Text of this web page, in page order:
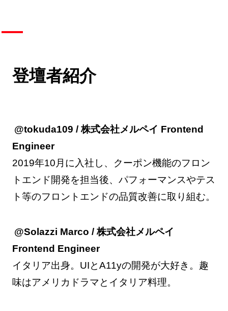
登壇者紹介
@tokuda109 / 株式会社メルペイ Frontend
Engineer
2019年10月に入社し、クーポン機能のフロン
トエンド開発を担当後、パフォーマンスやテス
ト等のフロントエンドの品質改善に取り組む。
@Solazzi Marco / 株式会社メルペイ
Frontend Engineer
イタリア出身。UIとA11yの開発が大好き。趣
味はアメリカドラマとイタリア料理。